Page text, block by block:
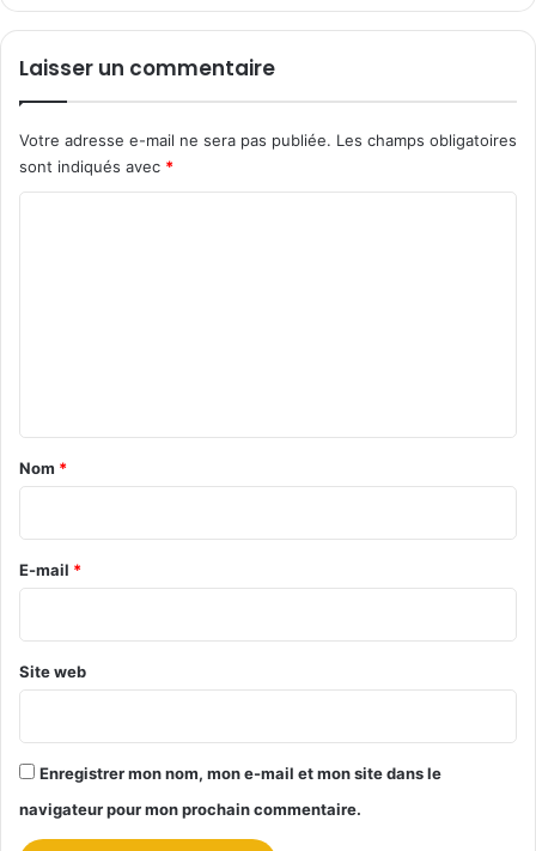
r
n
ç
s
o
Laisser un commentaire
Votre adresse e-mail ne sera pas publiée. Les champs obligatoires
sont indiqués avec *
a
i
r
e
Nom *
E-mail *
Site web
Enregistrer mon nom, mon e-mail et mon site dans le
navigateur pour mon prochain commentaire.